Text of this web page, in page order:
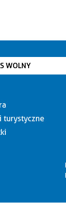
WOLNY
turystyczne